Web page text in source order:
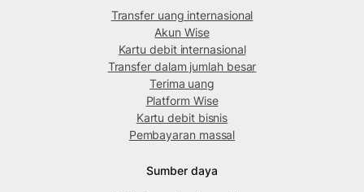
Transfer uang internasional
Akun Wise
Kartu debit internasional
Transfer dalam jumlah besar
Terima uang
Platform Wise
Kartu debit bisnis
Pembayaran massal
Sumber daya